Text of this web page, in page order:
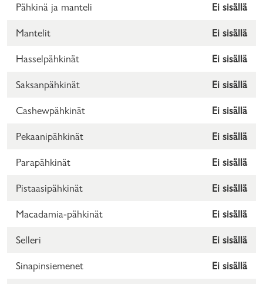
Pähkinä ja manteli Ei sisällä
Mantelit Ei sisällä
Hasselpähkinät Ei sisällä
Saksanpähkinät Ei sisällä
Cashewpähkinät Ei sisällä
Pekaanipähkinät Ei sisällä
Parapähkinät Ei sisällä
Pistaasipähkinät Ei sisällä
Macadamia-pähkinät Ei sisällä
Selleri Ei sisällä
Sinapinsiemenet Ei sisällä